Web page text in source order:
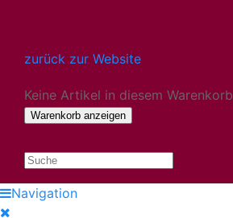
zurück zur Website
Keine Artikel in diesem Warenkorb
Navigation